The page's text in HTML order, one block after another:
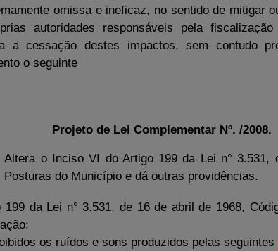
omissa e ineficaz, no sentido de mitigar
autoridades responsáveis pela
a cessação destes impactos, sem contudo
o seguinte
Projeto de Lei Complementar Nº. /2008.
Altera o Inciso VI do Artigo 199 da Lei n° 3.531,
Posturas do Município e dá outras providências.
da Lei n° 3.531, de 16 de abril de 1968,
os ruídos e sons produzidos pelas seguintes